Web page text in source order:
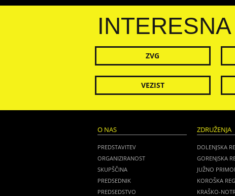
ZVG
VEZIST
O NAS
PREDSTAVITEV
ORGANIZIRANOST
SKUPŠČINA
PREDSEDNIK
PREDSEDSTVO
ZDRUŽENJA
DOLENJSKA
GORENJSKA
JUŽNO
KOROŠKA
KRAŠKO-